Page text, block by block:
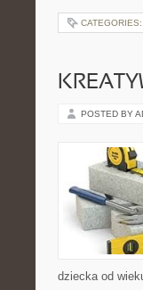
CATEGORIES:
POSTED BY
dziecka od